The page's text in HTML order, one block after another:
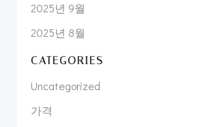
2025년 9월
2025년 8월
CATEGORIES
Uncategorized
가격